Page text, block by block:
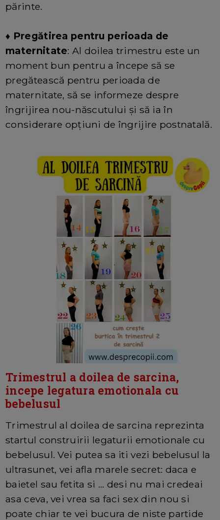
părinte.
♦ Pregătirea pentru perioada de
maternitate: Al doilea trimestru este un
moment bun pentru a începe să se
pregătească pentru perioada de
maternitate, să se informeze despre
îngrijirea nou-născutului și să ia în
considerare opțiuni de îngrijire postnatală.
Trimestrul a doilea de sarcina,
incepe legatura emotionala cu
bebelusul
Trimestrul al doilea de sarcina reprezinta
startul construirii legaturii emotionale cu
bebelusul. Vei putea sa iti vezi bebelusul la
ultrasunet, vei afla marele secret: daca e
baietel sau fetita si ... desi nu mai credeai
asa ceva, vei vrea sa faci sex din nou si
poate chiar te vei bucura de niste partide